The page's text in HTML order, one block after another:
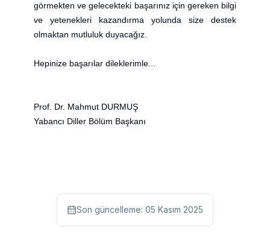
görmekten ve gelecekteki başarınız için gereken bilgi
ve yetenekleri kazandırma yolunda size destek
olmaktan mutluluk duyacağız.
Hepinize başarılar dileklerimle...
Prof. Dr. Mahmut DURMUŞ
Yabancı Diller Bölüm Başkanı
Son güncelleme: 05 Kasım 2025